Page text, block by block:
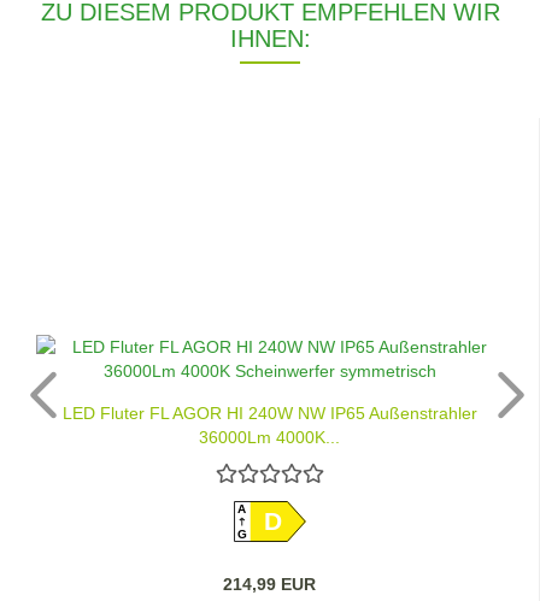
ZU DIESEM PRODUKT EMPFEHLEN WIR
IHNEN:
LED Fluter FL AGOR HI 240W NW IP65 Außenstrahler
36000Lm 4000K...
A
GD
214,99 EUR